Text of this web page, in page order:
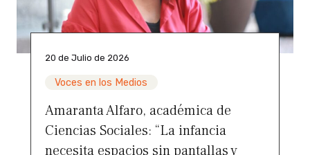
20 de Julio de 2026
Voces en los Medios
Amaranta Alfaro, académica de
Ciencias Sociales: “La infancia
necesita espacios sin pantallas y